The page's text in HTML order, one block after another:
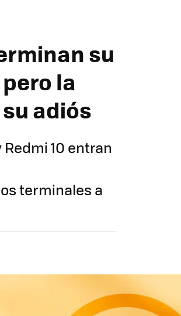
su
la
adiós
Redmi 10 entran
terminales a